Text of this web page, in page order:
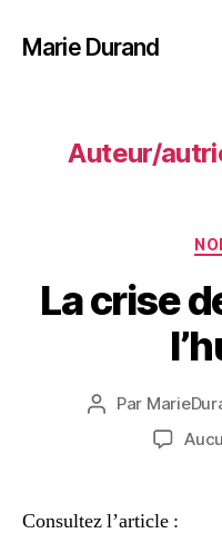
Marie Durand
Auteur/
La crise
Auteur
Par
Consultez l’article :